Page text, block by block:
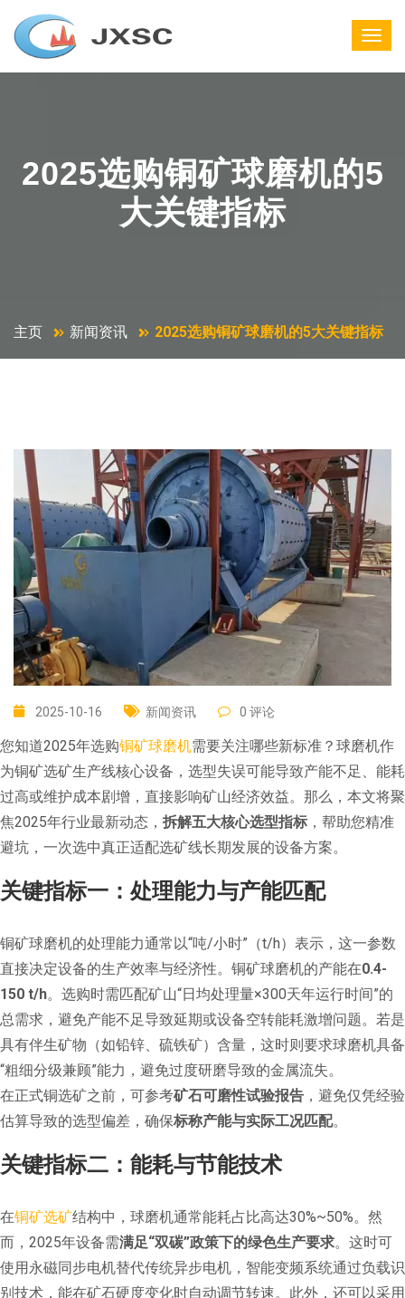
2025选购铜矿球磨机的5
大关键指标
主页 新闻资讯 2025选购铜矿球磨机的5大关键指标
2025-10-16 新闻资讯 0 评论
您知道2025年选购铜矿球磨机需要关注哪些新标准？球磨机作
为铜矿选矿生产线核心设备，选型失误可能导致产能不足、能耗
过高或维护成本剧增，直接影响矿山经济效益。那么，本文将聚
焦2025年行业最新动态， 拆解五大核心选型指标 ，帮助您精准
避坑，一次选中真正适配选矿线长期发展的设备方案。
关键指标一：处理能力与产能匹配
铜矿球磨机的处理能力通常以“吨/小时”（t/h）表示，这一参数
直接决定设备的生产效率与经济性。铜矿球磨机的产能在0.4-
150 t/h。选购时需匹配矿山“日均处理量×300天年运行时间”的
总需求，避免产能不足导致延期或设备空转能耗激增问题。若是
具有伴生矿物（如铅锌、硫铁矿）含量，这时则要求球磨机具备
“粗细分级兼顾”能力，避免过度研磨导致的金属流失。
在正式铜选矿之前，可参考矿石可磨性试验报告 ，避免仅凭经验
估算导致的选型偏差，确保标称产能与实际工况匹配。
关键指标二：能耗与节能技术
在铜矿选矿结构中，球磨机通常能耗占比高达30%~50%。然
而，2025年设备需满足“双碳”政策下的绿色生产要求。这时可
使用永磁同步电机替代传统异步电机，智能变频系统通过负载识
别技术，能在矿石硬度变化时自动调节转速。此外，还可以采用